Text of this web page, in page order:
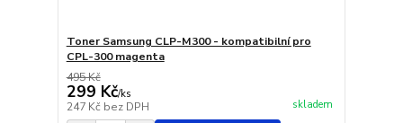
Toner Samsung CLP-M300 - kompatibilní pro
CPL-300 magenta
495 Kč
299 Kč/ks
247 Kč bez DPH skladem